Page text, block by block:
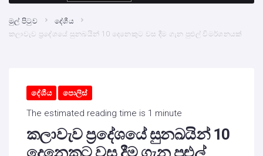
මුල් පිටුව
දේශීය
කලාවැව ප්‍රදේශයේ සුනඛයින් 10 දෙනෙකුට වස දීම ගැන පුළුල් විමර්ශනයක්
දේශීය පොලිස්
The estimated reading time is 1 minute
කලාවැව ප්‍රදේශයේ සුනඛයින් 10
දෙනෙකුට වස දීම ගැන පුළුල්